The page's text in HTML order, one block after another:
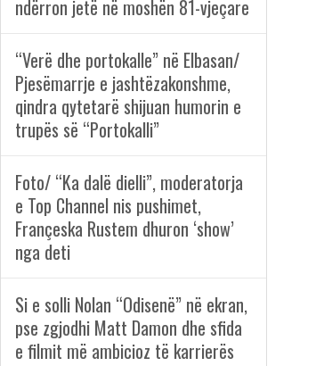
ndërron jetë në moshën 81-vjeçare
“Verë dhe portokalle” në Elbasan/
Pjesëmarrje e jashtëzakonshme,
qindra qytetarë shijuan humorin e
trupës së “Portokalli”
Foto/ “Ka dalë dielli”, moderatorja
e Top Channel nis pushimet,
Françeska Rustem dhuron ‘show’
nga deti
Si e solli Nolan “Odisenë” në ekran,
pse zgjodhi Matt Damon dhe sfida
e filmit më ambicioz të karrierës